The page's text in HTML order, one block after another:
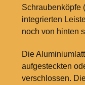
Schraubenköpfe
integrierten
noch von hinten
Die
aufgesteckten
verschlossen.